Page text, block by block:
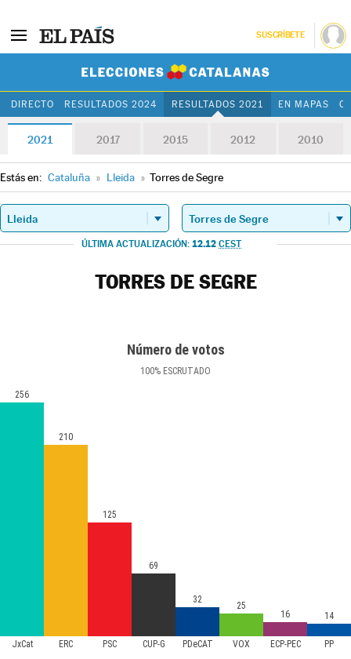
SUSCRÍBETE
DIRECTO RESULTADOS 2024 RESULTADOS 2021 EN MAPAS
2021 2017 2015 2012 2010
Estás en: Cataluña » Lleida » Torres de Segre
ÚLTIMA ACTUALIZACIÓN: 12.12 CEST
TORRES DE SEGRE
Número de votos
100% ESCRUTADO
JxCat ERC PSC CUP-G PDeCAT VOX ECP-PEC PP
256
210
125
69
32
25
16 14